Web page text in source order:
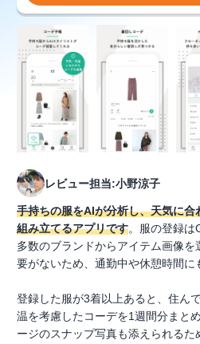
レビュー担当:小野涼子
手持ちの服をAIが分析し、天気に
組み立てるアプリです。服の登録は
多数のブランドからアイテム画像
要がないため、通勤中や休憩時間に
登録した服が3着以上あると、住ん
温を考慮したコーデを1週間分まと
ージのスナップ写真も添えられる